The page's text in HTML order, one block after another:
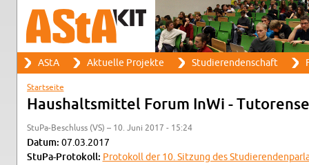
Such­for­mu­lar
Suche
Haupt­me­nü
AStA Ak­tu­el­le Pro­jek­te Stu­die­ren­den­schaft
Sie sind hier
Start­sei­te
Haus­halts­mit­tel Forum InWi -
Stu­Pa-Be­schluss (VS) – 10. Juni 2017 - 15:24
Datum: 07.03.2017
Stu­Pa-Pro­to­koll: Pro­to­koll der 10. Sit­zung des